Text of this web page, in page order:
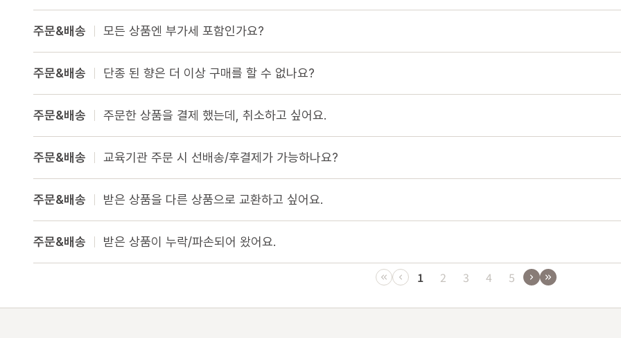
주문&배송 모든 상품엔 부가세 포함인가요?
주문&배송 단종 된 향은 더 이상 구매를 할 수 없나요?
주문&배송 주문한 상품을 결제 했는데, 취소하고 싶어요.
주문&배송 교육기관 주문 시 선배송/후결제가 가능하나요?
주문&배송 받은 상품을 다른 상품으로 교환하고 싶어요.
주문&배송 받은 상품이 누락/파손되어 왔어요.
1 2 3 4 5